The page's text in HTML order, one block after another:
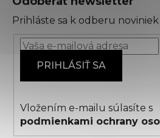
Prihláste sa k odberu noviniek
PRIHLÁSIŤ SA
Vložením e-mailu súlasíte s
podmienkami ochrany